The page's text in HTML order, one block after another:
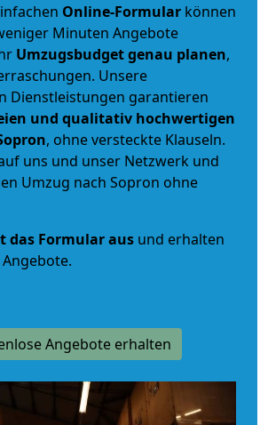
Online-Formular können
Minuten Angebote
Umzugsbudgetgenau planen,
Unsere
Dienstleistungen garantieren
und qualitativ hochwertigen
, ohne versteckte Klauseln.
uns und unser Netzwerk und
Umzug nach Sopron ohne
das Formular aus und erhalten
Angebote erhalten